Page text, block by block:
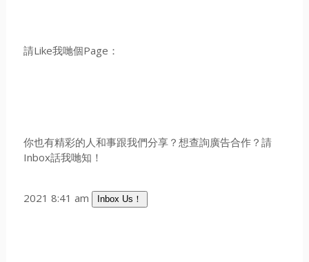
請Like我哋個Page：
你也有精彩的人和事跟我們分享？想查詢廣告合作？請
Inbox話我哋知！
2021 8:41 am Inbox Us！